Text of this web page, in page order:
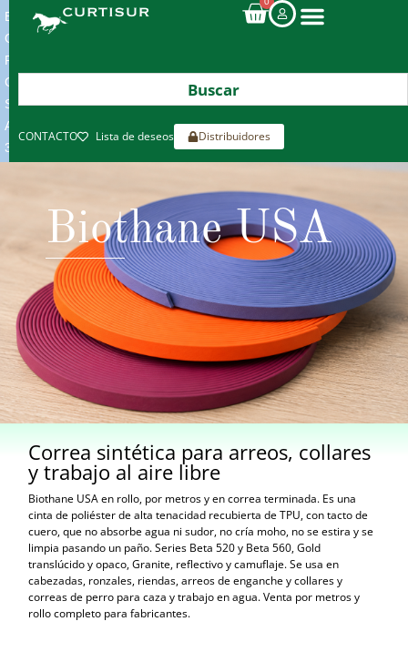
ENVIOS
GRATIS
POR
COMPRAS
SUPERIORES
A
300€*
CONTACTO Lista de deseos Distribuidores
Biothane USA
Correa sintética para arreos, collares
y trabajo al aire libre
Biothane USA en rollo, por metros y en correa terminada. Es una
cinta de poliéster de alta tenacidad recubierta de TPU, con tacto de
cuero, que no absorbe agua ni sudor, no cría moho, no se estira y se
limpia pasando un paño. Series Beta 520 y Beta 560, Gold
translúcido y opaco, Granite, reflectivo y camuflaje. Se usa en
cabezadas, ronzales, riendas, arreos de enganche y collares y
correas de perro para caza y trabajo en agua. Venta por metros y
rollo completo para fabricantes.